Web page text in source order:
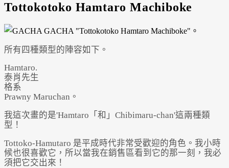
Tottokotoko Hamtaro Machiboke
所有四種類型的陣容如下。
Hamtaro.
泰肖先生
格系
Prawny Maruchan。
我這次畫的是'Hamtaro「和」Chibimaru-chan'這兩種類
型！
Tottoko-Hamutaro 是平成時代非常受歡迎的角色。我小時
候也很喜歡它，所以當我在銷售區看到它的那一刻，我必
須把它交出來！